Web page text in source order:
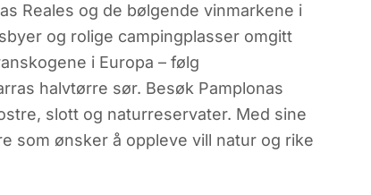
Reales og de bølgende vinmarkene i
og rolige campingplasser omgitt
i Europa – følg
halvtørre sør. Besøk Pamplonas
slott og naturreservater. Med sine
som ønsker å oppleve vill natur og rike